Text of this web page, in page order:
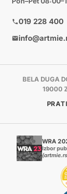
019 228 400
BELA DUGA
19000
WRA
Izbor